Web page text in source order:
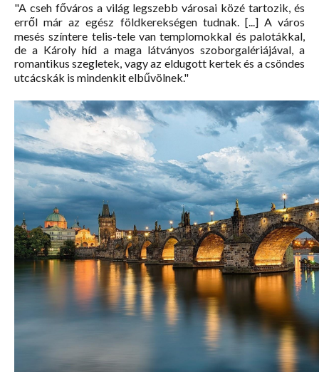
"A cseh főváros a világ legszebb városai közé tartozik, és
erről már az egész földkerekségen tudnak. [...] A város
mesés színtere telis-tele van templomokkal és palotákkal,
de a Károly híd a maga látványos szoborgalériájával, a
romantikus szegletek, vagy az eldugott kertek és a csöndes
utcácskák is mindenkit elbűvölnek."